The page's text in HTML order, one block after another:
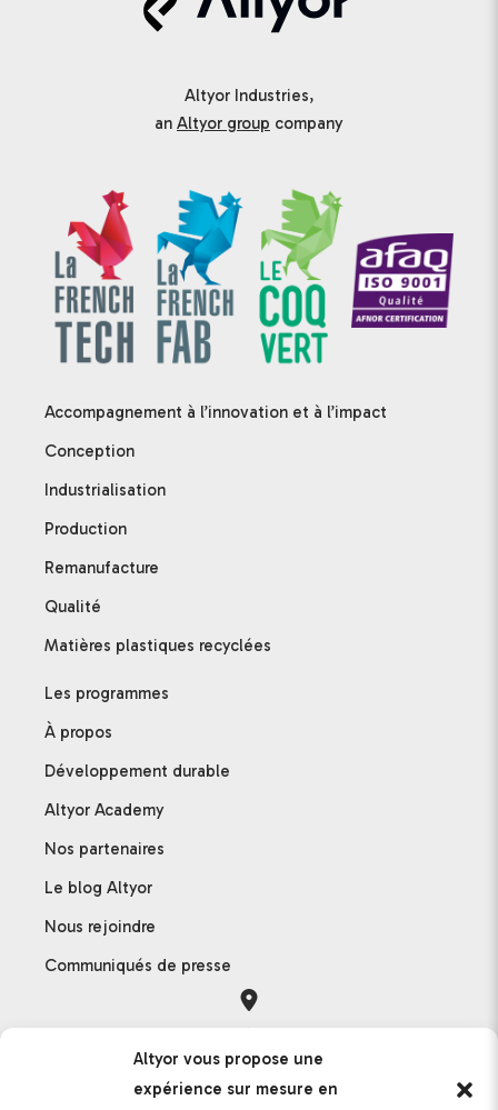
Altyor vous propose une
expérience sur mesure en
Altyor Industries,
an Altyor group company
Accompagnement à l’innovation et à l’impact
Conception
Industrialisation
Production
Remanufacture
Qualité
Matières plastiques recyclées
Les programmes
À propos
Développement durable
Altyor Academy
Nos partenaires
Le blog Altyor
Nous rejoindre
Communiqués de presse
121 rue des Hêtres
45590 Saint-Cyr-en-Val